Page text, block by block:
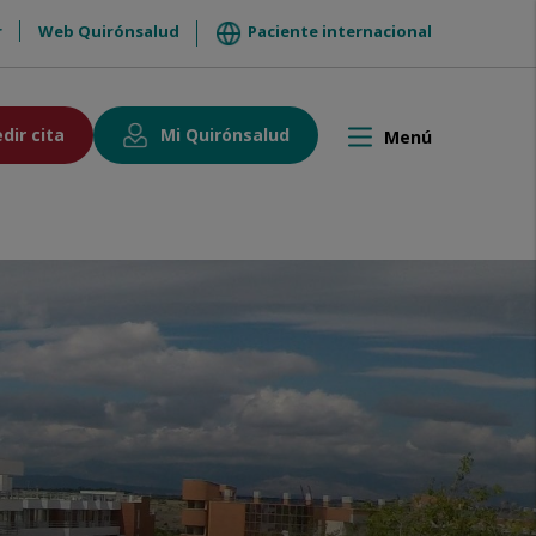
Web Quirónsalud Paciente internacional
cita Mi Quirónsalud
Toggle
Menú